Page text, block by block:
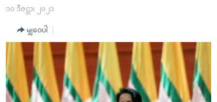
ကျော်
ကြည့်
ပင်မ
အ
ညွန်း
အစ္စရေး-ပါလက်စတိုင်း
အင်္ဂလိပ်စာလေ့လာမယ်
အမေရိကန်သုံးအီဒီယံ
မကြေးမုံရဲ့ အင်္ဂလိပ်စာ
ရုပ်ရှင်ထဲက အင်္ဂလိပ်စာ
သုတပဒေသာ အင်္ဂလိပ်စာ
အပတ်စဉ်ကဏ္ဍများ
ရေဒီယို
တီဗွီ
ရေဒီယိုနှင့်ရုပ်သံ အချက်အလက်များ
ရေဒီယို/တီဗွီအစီအစဉ်
Learning English
၁၀ ဒီဇင္ဘာ၊ ၂၀၂၁
မျှဝေပါ